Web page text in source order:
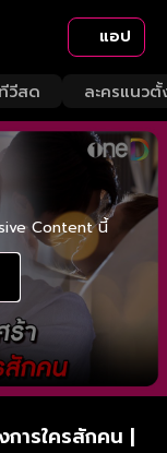
แอป
วีสด ละครแนวตั้
Content นี้
การใครสักคน |